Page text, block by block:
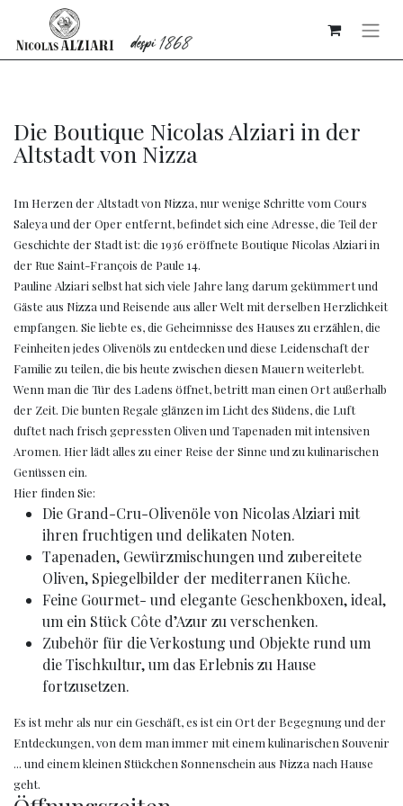
Die Boutique Nicolas Alziari in der
Altstadt von Nizza
Im Herzen der Altstadt von Nizza, nur wenige Schritte vom Cours
Saleya und der Oper entfernt, befindet sich eine Adresse, die Teil der
Geschichte der Stadt ist: die 1936 eröffnete Boutique Nicolas Alziari in
der Rue Saint-François de Paule 14.
Pauline Alziari selbst hat sich viele Jahre lang darum gekümmert und
Gäste aus Nizza und Reisende aus aller Welt mit derselben Herzlichkeit
empfangen. Sie liebte es, die Geheimnisse des Hauses zu erzählen, die
Feinheiten jedes Olivenöls zu entdecken und diese Leidenschaft der
Familie zu teilen, die bis heute zwischen diesen Mauern weiterlebt.
Wenn man die Tür des Ladens öffnet, betritt man einen Ort außerhalb
der Zeit. Die bunten Regale glänzen im Licht des Südens, die Luft
duftet nach frisch gepressten Oliven und Tapenaden mit intensiven
Aromen. Hier lädt alles zu einer Reise der Sinne und zu kulinarischen
Genüssen ein.
Hier finden Sie:
Die Grand-Cru-Olivenöle von Nicolas Alziari mit
ihren fruchtigen und delikaten Noten.
Tapenaden, Gewürzmischungen und zubereitete
Oliven, Spiegelbilder der mediterranen Küche.
Feine Gourmet- und elegante Geschenkboxen, ideal,
um ein Stück Côte d’Azur zu verschenken.
Zubehör für die Verkostung und Objekte rund um
die Tischkultur, um das Erlebnis zu Hause
fortzusetzen.
Es ist mehr als nur ein Geschäft, es ist ein Ort der Begegnung und der
Entdeckungen, von dem man immer mit einem kulinarischen Souvenir
... und einem kleinen Stückchen Sonnenschein aus Nizza nach Hause
geht.